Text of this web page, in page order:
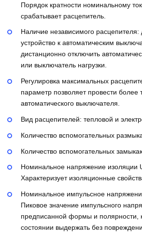
Порядок кратности номинальному
срабатывает расцепитель.
Наличие независимого расцепителя:
устройство к автоматическим
дистанционно отключить
или выключатель нагрузки.
Регулировка максимальных
параметр позволяет провести более
автоматического выключателя.
Вид расцепителей: тепловой и
Количество вспомогательных
Количество вспомогательных
Номинальное напряжение изоляции
Характеризует изоляционные
Номинальное импульсное
Пиковое значение импульсного
предписанной формы и полярности,
состоянии выдержать без